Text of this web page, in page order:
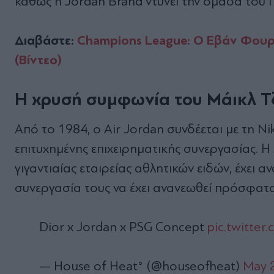
Διαβάστε: Champions League: Ο Εβάν
(Βίντεο)
Η χρυσή συμφωνία του Μάικλ
Από το 1984, ο Air Jordan συνδέεται με τη
επιτυχημένης επιχειρηματικής
γιγαντιαίας εταιρείας αθλητικών ειδών,
συνεργασία τους να έχει ανανεωθεί
Dior x Jordan x PSG Concept
— House of Heat° (@houseofheat) May